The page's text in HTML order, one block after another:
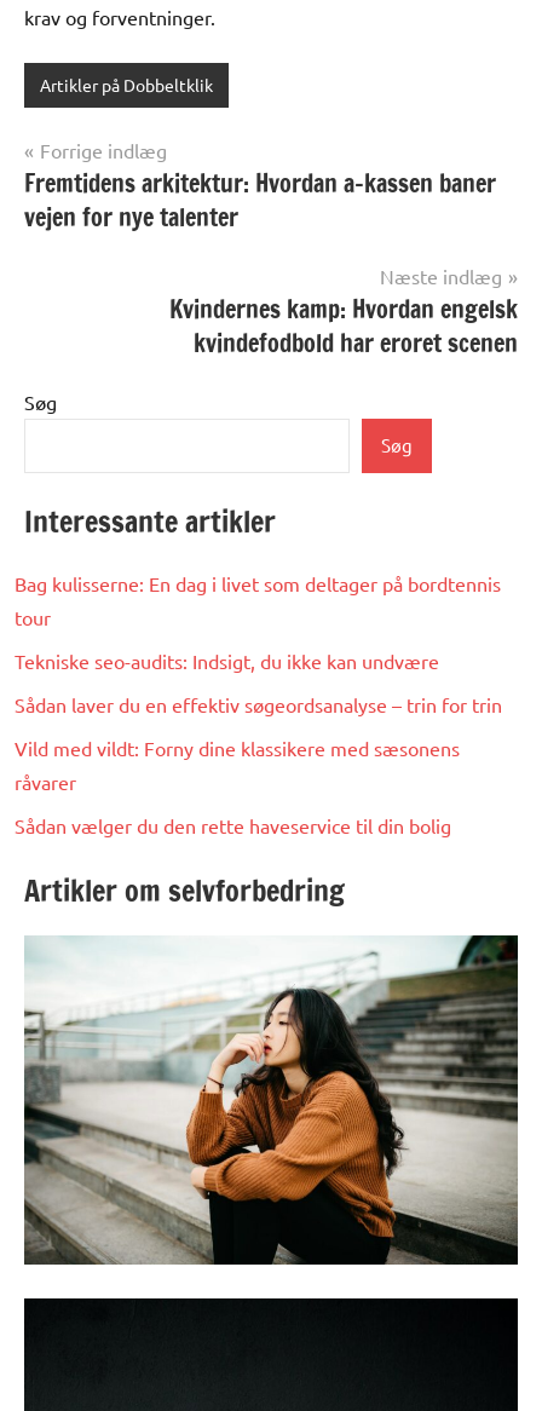
krav og forventninger.
Artikler på Dobbeltklik
Indlægsnavigation
Forrige indlæg
Fremtidens arkitektur: Hvordan a-kassen baner
vejen for nye talenter
Næste indlæg
Kvindernes kamp: Hvordan engelsk
kvindefodbold har eroret scenen
Søg
Søg
Interessante artikler
Bag kulisserne: En dag i livet som deltager på bordtennis
tour
Tekniske seo-audits: Indsigt, du ikke kan undvære
Sådan laver du en effektiv søgeordsanalyse – trin for trin
Vild med vildt: Forny dine klassikere med sæsonens
råvarer
Sådan vælger du den rette haveservice til din bolig
Artikler om selvforbedring